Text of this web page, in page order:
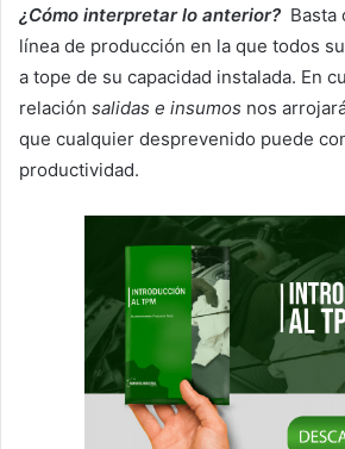
¿Cómo interpretar lo anterior? Basta
línea de producción en la que todos
a tope de su capacidad instalada. En
relación salidas e insumos nos
que cualquier desprevenido puede
productividad.